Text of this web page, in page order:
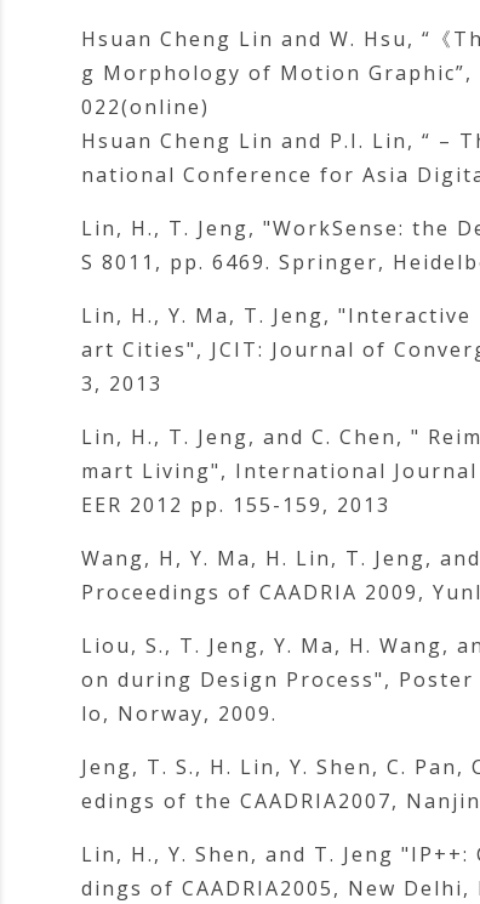
Hsuan Cheng Lin and W. Hsu, “《
g Morphology of Motion
022(online)
Hsuan Cheng Lin and P.I. Lin, “ –
national Conference for Asia
Lin, H., T. Jeng, "WorkSense: the
S 8011, pp. 6469. Springer,
Lin, H., Y. Ma, T. Jeng,
art Cities", JCIT: Journal of
3, 2013
Lin, H., T. Jeng, and C. Chen, "
mart Living", International
EER 2012 pp. 155-159, 2013
Wang, H, Y. Ma, H. Lin, T. Jeng,
Proceedings of CAADRIA 2009,
Liou, S., T. Jeng, Y. Ma, H. Wang,
on during Design Process",
lo, Norway, 2009.
Jeng, T. S., H. Lin, Y. Shen, C.
edings of the CAADRIA2007,
Lin, H., Y. Shen, and T. Jeng
dings of CAADRIA2005, New